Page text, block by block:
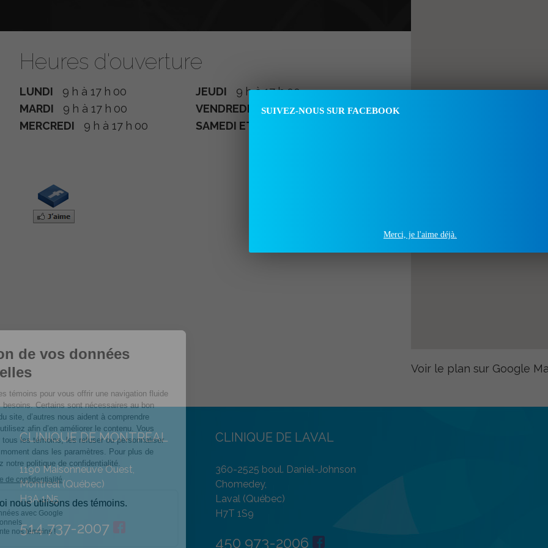
Heures d'ouverture
LUNDI 9 h à 17 h 00
MARDI 9 h à 17 h 00
MERCREDI 9 h à 17 h 00
JEUDI 9 h à 17 h 00
VENDREDI 9 h à 17 h 00
SAMEDI ET DIMANCHE
Voir le plan sur Google
CLINIQUE DE MONTRÉAL
1190 Maisonneuve Ouest,
Montréal (Québec)
H3A 1N5
514 737-2007
CLINIQUE DE LAVAL
360-2525 boul. Daniel-Johnson
Chomedey,
Laval (Québec)
H7T 1S9
450 973-2006
SUIVEZ-NOUS SUR FACEBOOK
Merci, je l'aime déjà.